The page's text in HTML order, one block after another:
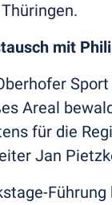
mit
Areal
für die
Jan